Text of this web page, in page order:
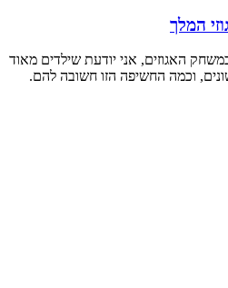
המלך
האגוזים, אני יודעת שילדים מאוד
וכמה החשיפה הזו חשובה להם.